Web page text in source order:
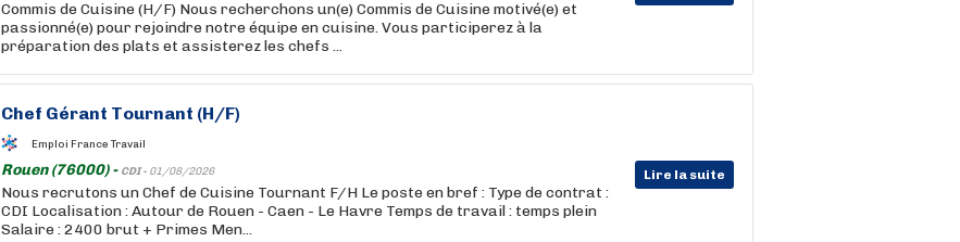
Commis de Cuisine (H/F) Nous recherchons un(e) Commis de Cuisine motivé(e) et
passionné(e) pour rejoindre notre équipe en cuisine. Vous participerez à la
préparation des plats et assisterez les chefs ...
Chef Gérant Tournant (H/F)
Emploi France Travail
Rouen (76000) - CDI - 01/08/2026 Lire la suite
Nous recrutons un Chef de Cuisine Tournant F/H Le poste en bref : Type de contrat :
CDI Localisation : Autour de Rouen - Caen - Le Havre Temps de travail : temps plein
Salaire : 2400 brut + Primes Men...